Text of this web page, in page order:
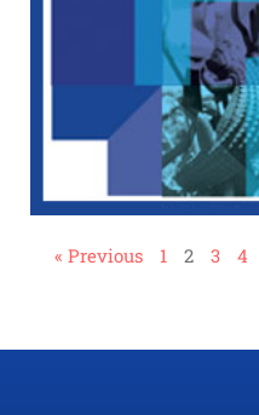
« Previous 1 2 3 4